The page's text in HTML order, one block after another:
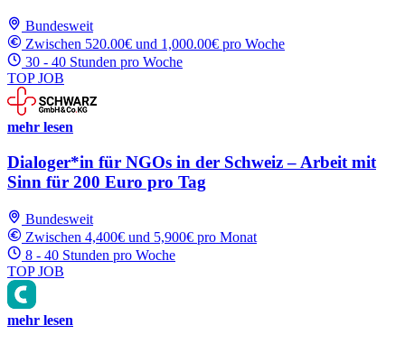
Bundesweit
Zwischen 520.00€ und 1,000.00€ pro Woche
30 - 40 Stunden pro Woche
TOP JOB
mehr lesen
Dialoger*in für NGOs in der Schweiz – Arbeit mit
Sinn für 200 Euro pro Tag
Bundesweit
Zwischen 4,400€ und 5,900€ pro Monat
8 - 40 Stunden pro Woche
TOP JOB
mehr lesen